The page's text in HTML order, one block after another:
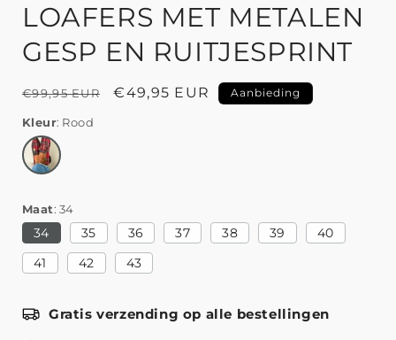
LOAFERS MET METALEN
GESP EN RUITJESPRINT
Normale
prijs
€99,95 EUR Aanbiedingsprijs
€49,95 EUR Aanbieding
Kleur Rood
Maat 34
34 35 36 37 38 39
40
41
42 43
Gratis verzending op alle bestellingen